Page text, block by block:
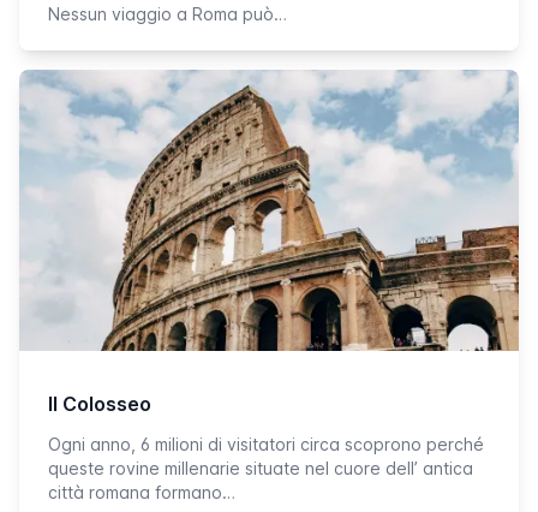
Nessun viaggio a Roma può…
Il Colosseo
Ogni anno, 6 milioni di visitatori circa scoprono perché
queste rovine millenarie situate nel cuore dell’ antica
città romana formano…